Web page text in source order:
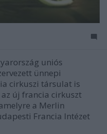
uniós
ünnepi
cirkuszi társulat is
új francia cirkuszt
a Merlin
Francia Intézet